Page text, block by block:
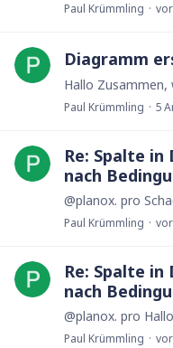
Paul Krümmling
Diagramm
Paul Krümmling 5
Re: Spalte
nach
@planox. pro
Paul Krümmling
Re: Spalte
nach
Paul Krümmling